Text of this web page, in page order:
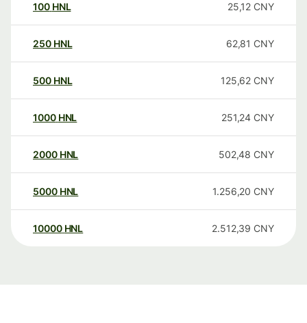
100 HNL 25,12 CNY
250 HNL 62,81 CNY
500 HNL 125,62 CNY
1000 HNL 251,24 CNY
2000 HNL 502,48 CNY
5000 HNL 1.256,20 CNY
10000 HNL 2.512,39 CNY